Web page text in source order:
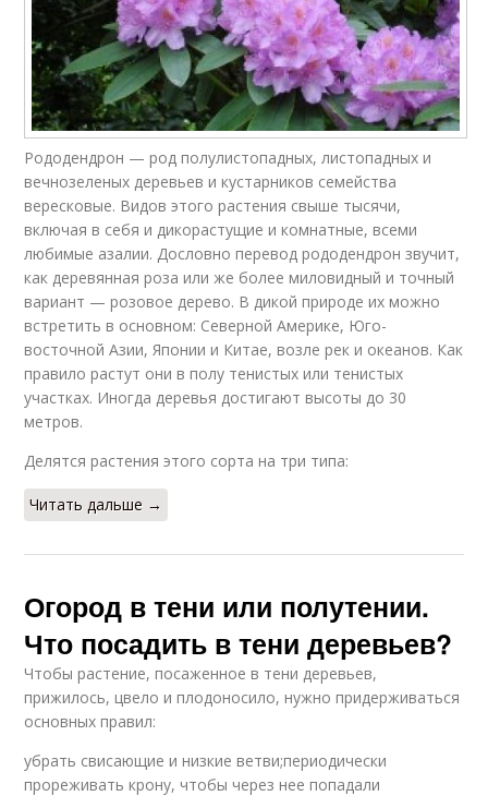
Рододендрон — род полулистопадных, листопадных и
вечнозеленых деревьев и кустарников семейства
вересковые. Видов этого растения свыше тысячи,
включая в себя и дикорастущие и комнатные, всеми
любимые азалии. Дословно перевод рододендрон звучит,
как деревянная роза или же более миловидный и точный
вариант — розовое дерево. В дикой природе их можно
встретить в основном: Северной Америке, Юго-
восточной Азии, Японии и Китае, возле рек и океанов. Как
правило растут они в полу тенистых или тенистых
участках. Иногда деревья достигают высоты до 30
метров.
Делятся растения этого сорта на три типа:
Читать дальше →
Огород в тени или полутении.
Что посадить в тени деревьев?
Чтобы растение, посаженное в тени деревьев,
прижилось, цвело и плодоносило, нужно придерживаться
основных правил:
убрать свисающие и низкие ветви;периодически
прореживать крону, чтобы через нее попадали